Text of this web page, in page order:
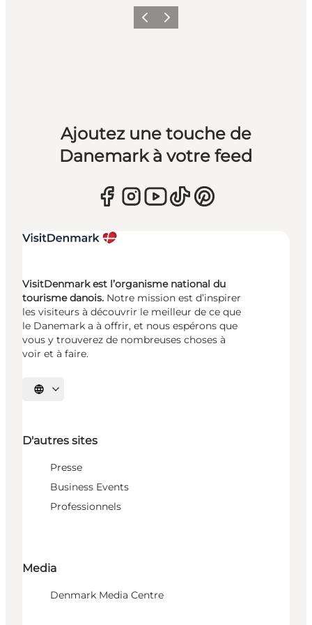
PrécédentSuivant
Ajoutez une touche de
Danemark à votre feed
VisitDenmark est l’organisme national du
tourisme danois. Notre mission est d’inspirer
les visiteurs à découvrir le meilleur de ce que
le Danemark a à offrir, et nous espérons que
vous y trouverez de nombreuses choses à
voir et à faire.
Choisissez la langue
D'autres sites
Presse
Business Events
Professionnels
Media
Denmark Media Centre